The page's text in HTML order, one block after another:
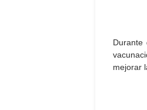
Durante
mejorar